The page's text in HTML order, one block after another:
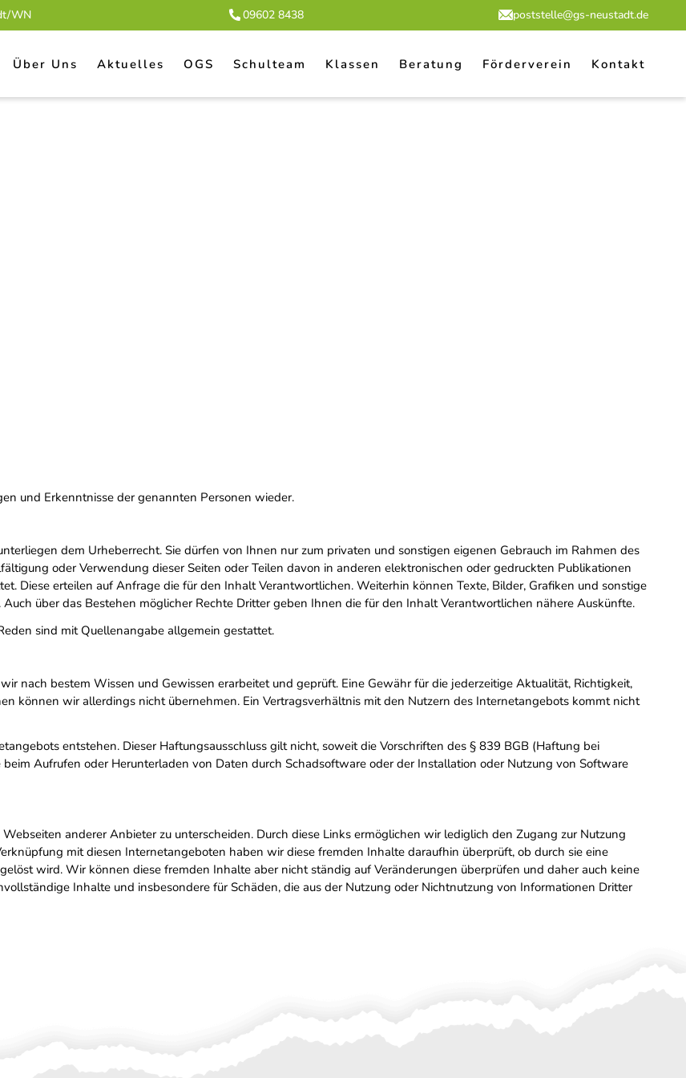
WN 09602 8438 poststelle@gs-neustadt.de
Über Uns Aktuelles OGS Schulteam Klassen Beratung Förderverein Kontakt
und Erkenntnisse der genannten Personen wieder.
dem Urheberrecht. Sie dürfen von Ihnen nur zum privaten und sonstigen eigenen Gebrauch im Rahmen des
oder Verwendung dieser Seiten oder Teilen davon in anderen elektronischen oder gedruckten Publikationen
Diese erteilen auf Anfrage die für den Inhalt Verantwortlichen. Weiterhin können Texte, Bilder, Grafiken und sonstige
über das Bestehen möglicher Rechte Dritter geben Ihnen die für den Inhalt Verantwortlichen nähere Auskünfte.
sind mit Quellenangabe allgemein gestattet.
nach bestem Wissen und Gewissen erarbeitet und geprüft. Eine Gewähr für die jederzeitige Aktualität, Richtigkeit,
können wir allerdings nicht übernehmen. Ein Vertragsverhältnis mit den Nutzern des Internetangebots kommt nicht
entstehen. Dieser Haftungsausschluss gilt nicht, soweit die Vorschriften des § 839 BGB (Haftung bei
Aufrufen oder Herunterladen von Daten durch Schadsoftware oder der Installation oder Nutzung von Software
anderer Anbieter zu unterscheiden. Durch diese Links ermöglichen wir lediglich den Zugang zur Nutzung
mit diesen Internetangeboten haben wir diese fremden Inhalte daraufhin überprüft, ob durch sie eine
wird. Wir können diese fremden Inhalte aber nicht ständig auf Veränderungen überprüfen und daher auch keine
Inhalte und insbesondere für Schäden, die aus der Nutzung oder Nichtnutzung von Informationen Dritter